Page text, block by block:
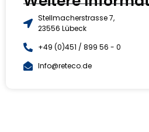
Stellmacherstrasse 7,
23556 Lübeck
+49 (0)451 / 899 56 - 0
Info@reteco.de